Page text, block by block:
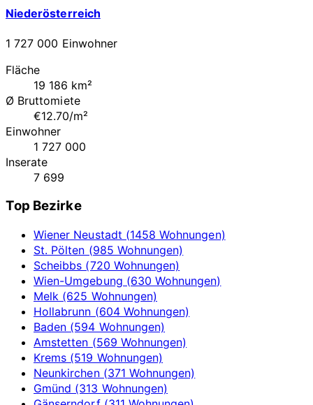
Niederösterreich
1 727 000 Einwohner
Fläche
19 186 km²
Ø Bruttomiete
€12.70/m²
Einwohner
1 727 000
Inserate
7 699
Top Bezirke
Wiener Neustadt (1458 Wohnungen)
St. Pölten (985 Wohnungen)
Scheibbs (720 Wohnungen)
Wien-Umgebung (630 Wohnungen)
Melk (625 Wohnungen)
Hollabrunn (604 Wohnungen)
Baden (594 Wohnungen)
Amstetten (569 Wohnungen)
Krems (519 Wohnungen)
Neunkirchen (371 Wohnungen)
Gmünd (313 Wohnungen)